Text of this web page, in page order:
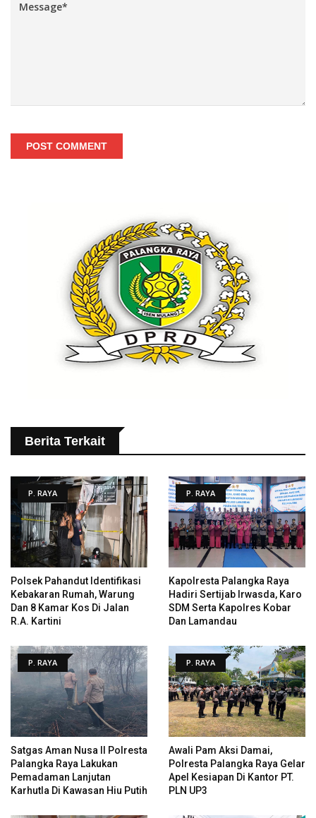
POST COMMENT
Berita Terkait
P. RAYA
Polsek Pahandut Identifikasi
Kebakaran Rumah, Warung
Dan 8 Kamar Kos Di Jalan
R.A. Kartini
P. RAYA
Kapolresta Palangka Raya
Hadiri Sertijab Irwasda, Karo
SDM Serta Kapolres Kobar
Dan Lamandau
P. RAYA
Satgas Aman Nusa II Polresta
Palangka Raya Lakukan
Pemadaman Lanjutan
Karhutla Di Kawasan Hiu Putih
P. RAYA
Awali Pam Aksi Damai,
Polresta Palangka Raya Gelar
Apel Kesiapan Di Kantor PT.
PLN UP3